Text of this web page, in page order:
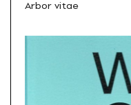
Arbor vitae